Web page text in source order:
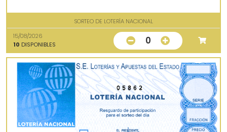
SORTEO DE LOTERÍA NACIONAL
15/08/2026
10 DISPONIBLES 0
05862